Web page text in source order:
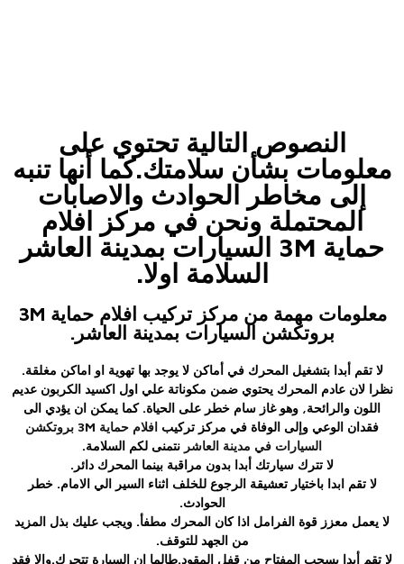
النصوص التالية تحتوي على
معلومات بشأن سلامتك.كما أنها تنبه
إلى مخاطر الحوادث والاصابات
المحتملة ونحن في مركز افلام
حماية 3M السيارات بمدينة العاشر
السلامة اولا.
معلومات مهمة من مركز تركيب افلام حماية 3M
بروتكشن السيارات بمدينة العاشر.
لا تقم أبدا بتشغيل المحرك في أماكن لا يوجد بها تهوية او اماكن مغلقة.
نظرا لان عادم المحرك يحتوي ضمن مكوناتة علي اول اكسيد الكربون عديم
اللون والرائحة, وهو غاز سام خطر على الحياة. كما يمكن ان يؤدي الى
فقدان الوعي وإلى الوفاة في مركز تركيب
افلام حماية 3M بروتكشن
السيارات في مدينة العاشر نتمنى لكم السلامة.
لا تترك سيارتك أبدا بدون مراقبة بينما المحرك دائر.
لا تقم ابدا باختيار تعشيقة الرجوع للخلف اثناء السير الي الامام. خطر
الحوادث.
لا يعمل معزز قوة الفرامل اذا كان المحرك مطفأ. ويجب عليك بذل المزيد
من الجهد للتوقف.
لا تقم أبدا بسحب المفتاح من قفل المقود.طالما ان السيارة تتحرك.والا فقد